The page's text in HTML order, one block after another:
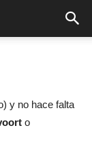
y no hace falta
o